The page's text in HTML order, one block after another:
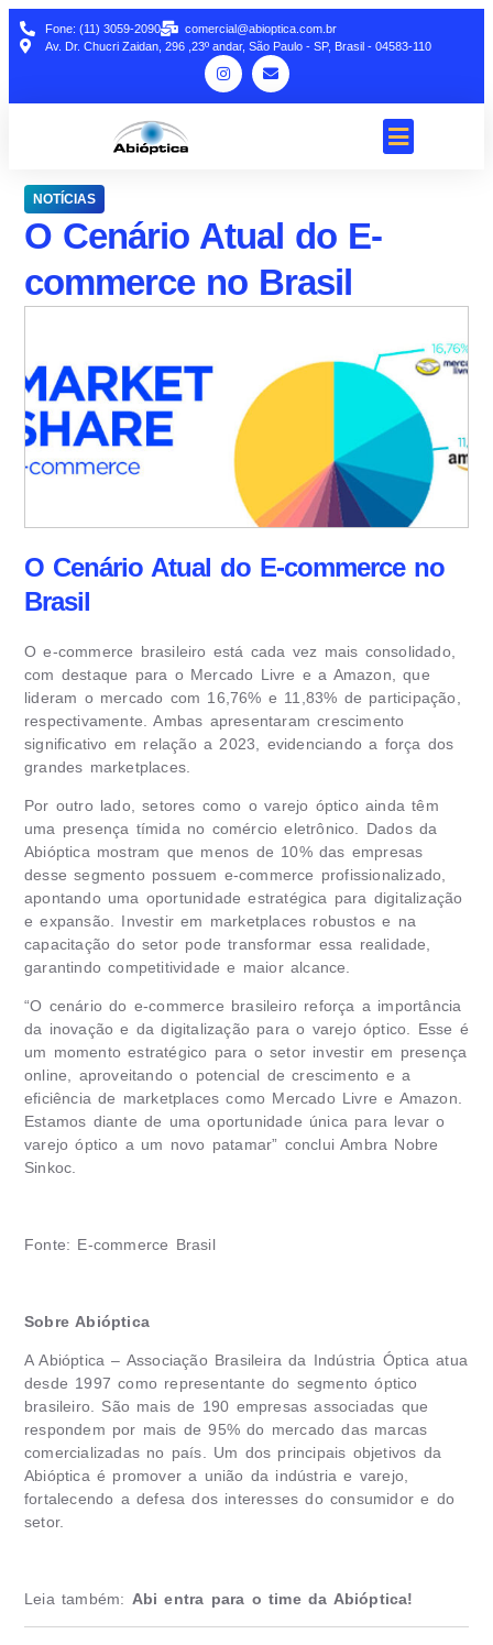
Fone: (11) 3059-2090
comercial@abioptica.com.br
Av. Dr. Chucri Zaidan, 296 ,23º andar, São Paulo - SP, Brasil - 04583-110
NOTÍCIAS
O Cenário Atual do E-
commerce no Brasil
O Cenário Atual do E-commerce no
Brasil
O e-commerce brasileiro está cada vez mais consolidado,
com destaque para o Mercado Livre e a Amazon, que
lideram o mercado com 16,76% e 11,83% de participação,
respectivamente. Ambas apresentaram crescimento
significativo em relação a 2023, evidenciando a força dos
grandes marketplaces.
Por outro lado, setores como o varejo óptico ainda têm
uma presença tímida no comércio eletrônico. Dados da
Abióptica mostram que menos de 10% das empresas
desse segmento possuem e-commerce profissionalizado,
apontando uma oportunidade estratégica para digitalização
e expansão. Investir em marketplaces robustos e na
capacitação do setor pode transformar essa realidade,
garantindo competitividade e maior alcance.
“O cenário do e-commerce brasileiro reforça a importância
da inovação e da digitalização para o varejo óptico. Esse é
um momento estratégico para o setor investir em presença
online, aproveitando o potencial de crescimento e a
eficiência de marketplaces como Mercado Livre e Amazon.
Estamos diante de uma oportunidade única para levar o
varejo óptico a um novo patamar” conclui Ambra Nobre
Sinkoc.
Fonte: E-commerce Brasil
Sobre Abióptica
A Abióptica – Associação Brasileira da Indústria Óptica atua
desde 1997 como representante do segmento óptico
brasileiro. São mais de 190 empresas associadas que
respondem por mais de 95% do mercado das marcas
comercializadas no país. Um dos principais objetivos da
Abióptica é promover a união da indústria e varejo,
fortalecendo a defesa dos interesses do consumidor e do
setor.
Leia também: Abi entra para o time da Abióptica!